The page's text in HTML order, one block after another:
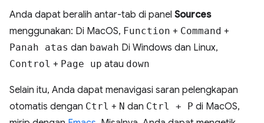
Anda dapat beralih antar-tab di panel Sources
menggunakan: Di MacOS, Function + Command +
Panah atas dan bawah Di Windows dan Linux,
Control + Page up atau down
Selain itu, Anda dapat menavigasi saran pelengkapan
otomatis dengan Ctrl + N dan Ctrl + P di MacOS,